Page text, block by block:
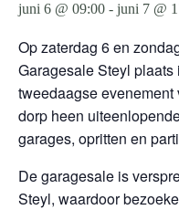
juni 6 @ 09:00 - juni 7 @
Op zaterdag 6 en
Garagesale Steyl
tweedaagse
dorp heen
garages, opritten en
De garagesale is
Steyl, waardoor